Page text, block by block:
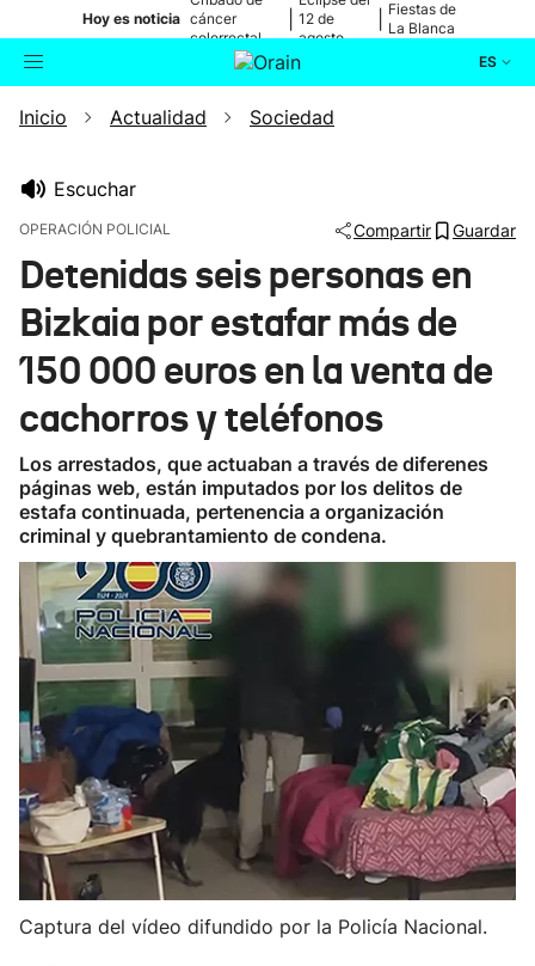
Hoy es noticia cáncer
colorrectal
12 de
agosto
Fiestas de
La Blanca
ES
Buscador Actualidad
Ikusmiran
Eguraldia
Inicio Actualidad Sociedad
Escuchar
OPERACIÓN POLICIAL Compartir Guardar
Detenidas seis personas en
Bizkaia por estafar más de
150 000 euros en la venta de
cachorros y teléfonos
Los arrestados, que actuaban a través de diferenes
páginas web, están imputados por los delitos de
estafa continuada, pertenencia a organización
criminal y quebrantamiento de condena.
Captura del vídeo difundido por la Policía Nacional.